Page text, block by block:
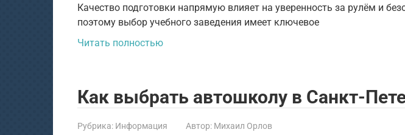
Качество подготовки напрямую влияет на уверенность за рулём и
поэтому выбор учебного заведения имеет ключевое
Читать полностью
Как выбрать автошколу в Санкт-
Рубрика: Информация Автор: Михаил Орлов